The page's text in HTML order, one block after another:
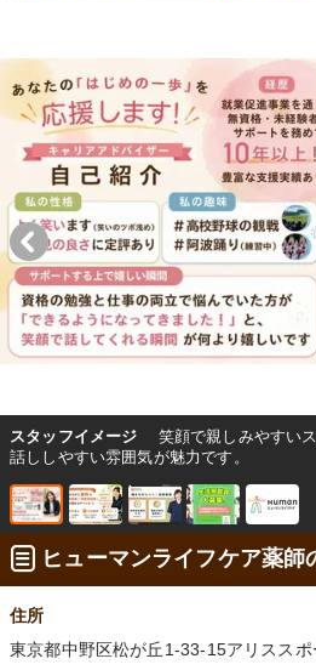
スタッフイメージ
笑顔で親しみやすい
話ししやすい雰囲気が魅力です。
ヒューマンライフケア薬師
住所
東京都中野区松が丘1-33-15アリスス